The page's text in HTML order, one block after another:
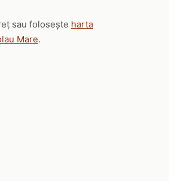
sau folosește harta
Mare.